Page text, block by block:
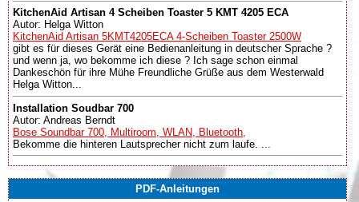
KitchenAid Artisan 4 Scheiben Toaster 5 KMT 4205 ECA
Autor: Helga Witton
KitchenAid Artisan 5KMT4205ECA 4-Scheiben Toaster 2500W
gibt es für dieses Gerät eine Bedienanleitung in deutscher Sprache ?
und wenn ja, wo bekomme ich diese ? Ich sage schon einmal
Dankeschön für ihre Mühe Freundliche Grüße aus dem Westerwald
Helga Witton...
Installation Soudbar 700
Autor: Andreas Berndt
Bose Soundbar 700, Multiroom, WLAN, Bluetooth,
Bekomme die hinteren Lautsprecher nicht zum laufe. ...
PDF-Anleitungen